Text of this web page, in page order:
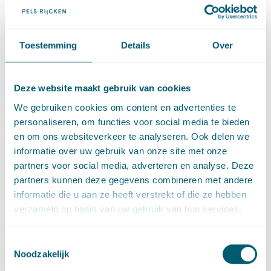
Toestemming Details Over
Deze website maakt gebruik van cookies
We gebruiken cookies om content en advertenties te
personaliseren, om functies voor social media te bieden
en om ons websiteverkeer te analyseren. Ook delen we
informatie over uw gebruik van onze site met onze
partners voor social media, adverteren en analyse. Deze
partners kunnen deze gegevens combineren met andere
informatie die u aan ze heeft verstrekt of die ze hebben
verzameld op basis van uw gebruik van hun services.
Noodzakelijk
Signaleringen Omgevingswet
Cassatie
Cassatievlog #171 | Uitzondering op het
23 juli 2026 ·
Cassatie
Cassatievlog #170 | Gokkers krijgen geen geld
terug
·
Cassatievlog #169 | Gezag van gewijsde in